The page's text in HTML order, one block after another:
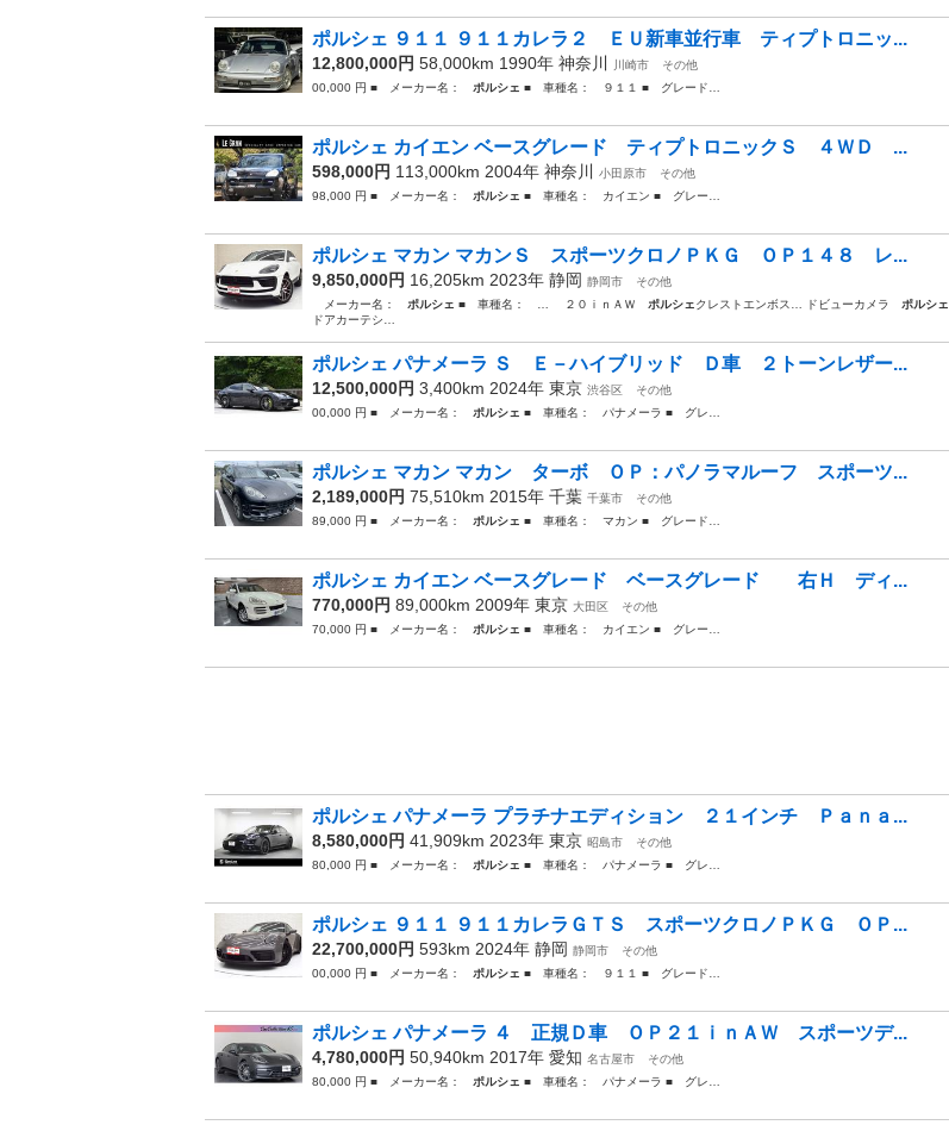
ポルシェ ９１１ ９１１カレラ２ ＥＵ新車並行車 ティプトロニッ...
12,800,000円 58,000km 1990年 神奈川 川崎市
その他
00,000 円 ■ メーカー名： ポルシェ ■ 車種名： ９１１ ■ グレード…
ポルシェ カイエン ベースグレード ティプトロニックＳ ４ＷＤ ...
598,000円 113,000km 2004年 神奈川 小田原市
その他
98,000 円 ■ メーカー名： ポルシェ ■ 車種名： カイエン ■ グレー…
ポルシェ マカン マカンＳ スポーツクロノＰＫＧ ＯＰ１４８ レ...
9,850,000円 16,205km 2023年 静岡 静岡市
その他
メーカー名： ポルシェ ■ 車種名： … ２０ｉｎＡＷ ポルシェクレストエンボス… ドビューカメラ ポルシェ
ドアカーテシ…
ポルシェ パナメーラ Ｓ Ｅ－ハイブリッド Ｄ車 ２トーンレザー...
12,500,000円 3,400km 2024年 東京 渋谷区
その他
00,000 円 ■ メーカー名： ポルシェ ■ 車種名： パナメーラ ■ グレ…
ポルシェ マカン マカン ターボ ＯＰ：パノラマルーフ スポーツ...
2,189,000円 75,510km 2015年 千葉 千葉市
その他
89,000 円 ■ メーカー名： ポルシェ ■ 車種名： マカン ■ グレード…
ポルシェ カイエン ベースグレード ベースグレード 右Ｈ ディ...
770,000円 89,000km 2009年 東京 大田区
その他
70,000 円 ■ メーカー名： ポルシェ ■ 車種名： カイエン ■ グレー…
ポルシェ パナメーラ プラチナエディション ２１インチ Ｐａｎａ...
8,580,000円 41,909km 2023年 東京 昭島市
その他
80,000 円 ■ メーカー名： ポルシェ ■ 車種名： パナメーラ ■ グレ…
ポルシェ ９１１ ９１１カレラＧＴＳ スポーツクロノＰＫＧ ＯＰ...
22,700,000円 593km 2024年 静岡 静岡市
その他
00,000 円 ■ メーカー名： ポルシェ ■ 車種名： ９１１ ■ グレード…
ポルシェ パナメーラ ４ 正規Ｄ車 ＯＰ２１ｉｎＡＷ スポーツデ...
4,780,000円 50,940km 2017年 愛知 名古屋市
その他
80,000 円 ■ メーカー名： ポルシェ ■ 車種名： パナメーラ ■ グレ…